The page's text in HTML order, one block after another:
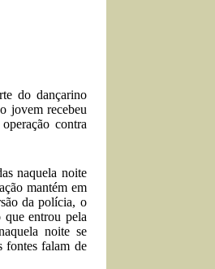
do dançarino
jovem recebeu
contra
naquela noite
mantém em
da polícia, o
que entrou pela
noite se
fontes falam de